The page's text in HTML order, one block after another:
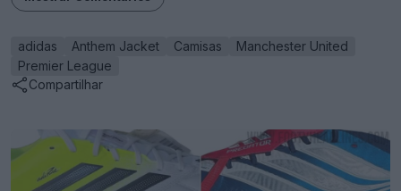
adidas Anthem Jacket Camisas
Manchester United
Premier League
Compartilhar